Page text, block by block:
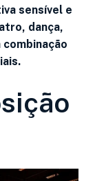
sensível e
dança,